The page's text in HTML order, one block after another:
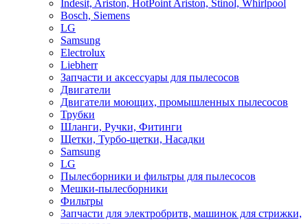
Indesit, Ariston, HotPoint Ariston, Stinol, Whirlpool
Bosch, Siemens
LG
Samsung
Electrolux
Liebherr
Запчасти и аксессуары для пылесосов
Двигатели
Двигатели моющих, промышленных пылесосов
Трубки
Шланги, Ручки, Фитинги
Щетки, Турбо-щетки, Насадки
Samsung
LG
Пылесборники и фильтры для пылесосов
Мешки-пылесборники
Фильтры
Запчасти для электробритв, машинок для стрижки,